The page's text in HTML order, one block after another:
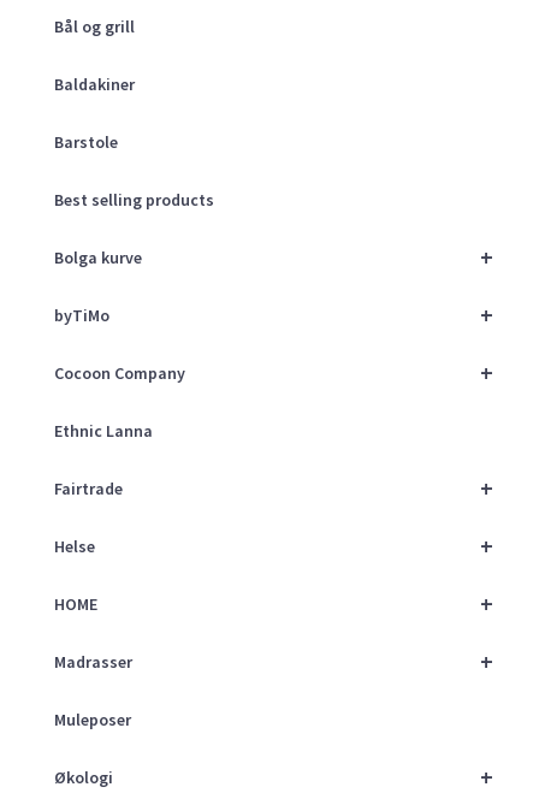
Bål og grill
Baldakiner
Barstole
Best selling products
+
Bolga kurve
+
byTiMo
+
Cocoon Company
Ethnic Lanna
+
Fairtrade
+
Helse
+
HOME
+
Madrasser
Muleposer
+
Økologi